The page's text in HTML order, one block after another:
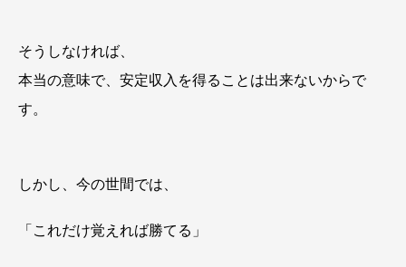
そうしなければ、
本当の意味で、安定収入を得ることは出来ないからで
す。
しかし、今の世間では、
「これだけ覚えれば勝てる」